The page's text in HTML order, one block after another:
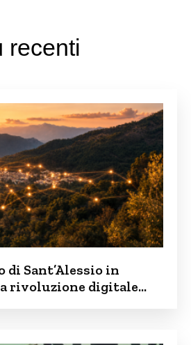
recenti
di Sant’Alessio in
rivoluzione digitale